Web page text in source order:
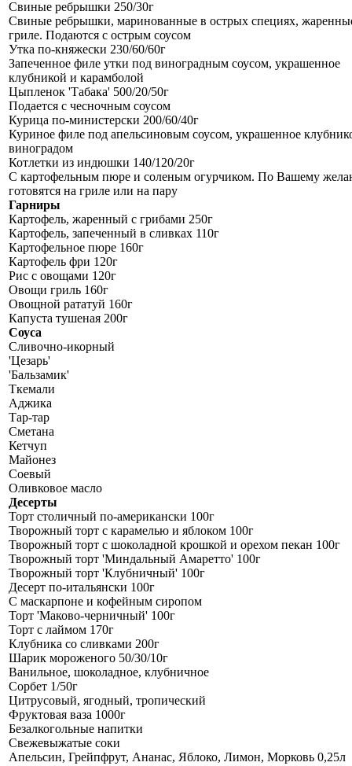
Свиные ребрышки 250/30г
Свиные ребрышки, маринованные в острых специях,
гриле. Подаются с острым соусом
Утка по-княжески 230/60/60г
Запеченное филе утки под виноградным соусом, украшенное
клубникой и карамболой
Цыпленок 'Табака' 500/20/50г
Подается с чесночным соусом
Курица по-министерски 200/60/40г
Куриное филе под апельсиновым соусом, украшенное
виноградом
Котлетки из индюшки 140/120/20г
С картофельным пюре и соленым огурчиком. По Вашему
готовятся на гриле или на пару
Гарниры
Картофель, жаренный с грибами 250г
Картофель, запеченный в сливках 110г
Картофельное пюре 160г
Картофель фри 120г
Рис с овощами 120г
Овощи гриль 160г
Овощной рататуй 160г
Капуста тушеная 200г
Соуса
Сливочно-икорный
'Цезарь'
'Бальзамик'
Ткемали
Аджика
Тар-тар
Сметана
Кетчуп
Майонез
Соевый
Оливковое масло
Десерты
Торт столичный по-американски 100г
Творожный торт с карамелью и яблоком 100г
Творожный торт с шоколадной крошкой и орехом пекан 100г
Творожный торт 'Миндальный Амаретто' 100г
Творожный торт 'Клубничный' 100г
Десерт по-итальянски 100г
С маскарпоне и кофейным сиропом
Торт 'Маково-черничный' 100г
Торт с лаймом 170г
Клубника со сливками 200г
Шарик мороженого 50/30/10г
Ванильное, шоколадное, клубничное
Сорбет 1/50г
Цитрусовый, ягодный, тропический
Фруктовая ваза 1000г
Безалкогольные напитки
Свежевыжатые соки
Апельсин, Грейпфрут, Ананас, Яблоко, Лимон, Морковь 0,25л